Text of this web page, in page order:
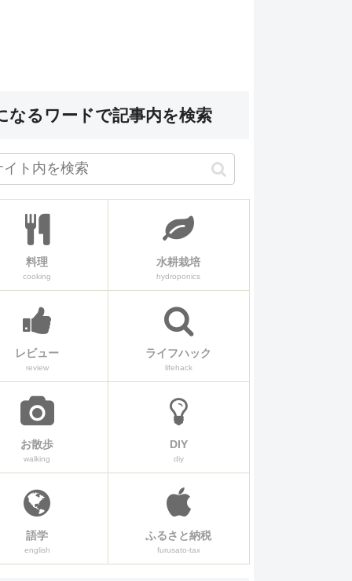
なるワードで記事内を検索
料理
cooking
水耕栽培
hydroponics
レビュー
review
ライフハック
lifehack
お散歩
walking
DIY
diy
語学
english
ふるさと納税
furusato-tax